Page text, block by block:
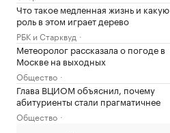
Что такое медленная жизнь и какую
роль в этом играет дерево
РБК и Старквуд
Метеоролог рассказала о погоде в
Москве на выходных
Общество
Глава ВЦИОМ объяснил, почему
абитуриенты стали прагматичнее
Общество